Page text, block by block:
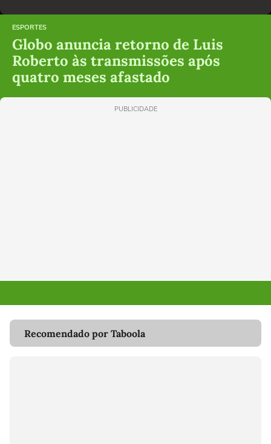
ESPORTES
Globo anuncia retorno de Luis
Roberto às transmissões após
quatro meses afastado
PUBLICIDADE
Recomendado por Taboola